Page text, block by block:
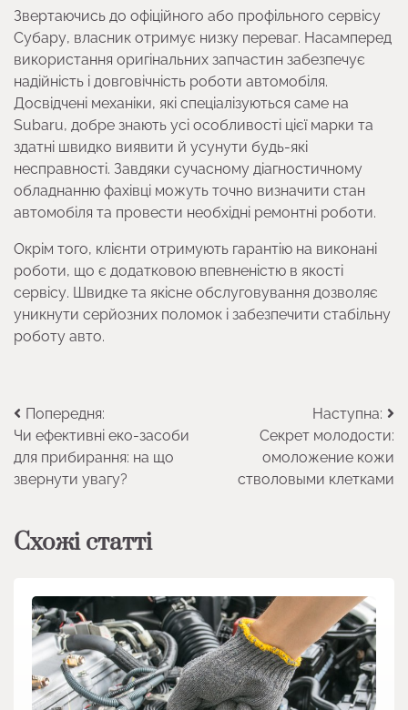
Звертаючись до офіційного або профільного сервісу
Субару, власник отримує низку переваг. Насамперед
використання оригінальних запчастин забезпечує
надійність і довговічність роботи автомобіля.
Досвідчені механіки, які спеціалізуються саме на
Subaru, добре знають усі особливості цієї марки та
здатні швидко виявити й усунути будь-які
несправності. Завдяки сучасному діагностичному
обладнанню фахівці можуть точно визначити стан
автомобіля та провести необхідні ремонтні роботи.
Окрім того, клієнти отримують гарантію на виконані
роботи, що є додатковою впевненістю в якості
сервісу. Швидке та якісне обслуговування дозволяє
уникнути серйозних поломок і забезпечити стабільну
роботу авто.
Навігація
записів
Попередня:
Чи ефективні еко-засоби
для прибирання: на що
звернути увагу?
Наступна:
Секрет молодости:
омоложение кожи
стволовыми клетками
Схожі статті